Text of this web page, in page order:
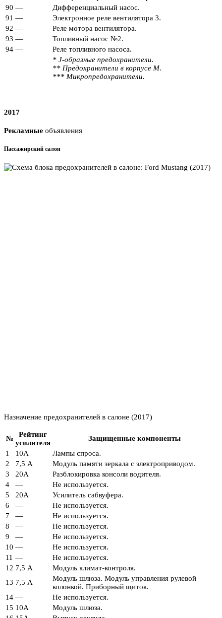
90 —
Дифференциальный насос.
91 —
Электронное реле вентилятора 3.
92 —
Реле мотора вентилятора.
93 —
Топливный насос №2.
94 —
Реле топливного насоса.
* J-образные предохранители.
** Предохранители в корпусе М.
*** Микропредохранители.
2017
Рекламные объявления
Пассажирский салон
Назначение предохранителей в салоне (2017)
№
Рейтинг
усилителя
Защищенные компоненты
1
10А
Лампы спроса.
2
7,5 А
Модуль памяти зеркала с электроприводом.
3
20А
Разблокировка консоли водителя.
4
—
Не используется.
5
20А
Усилитель сабвуфера.
6
—
Не используется.
7
—
Не используется.
8
—
Не используется.
9
—
Не используется.
10 —
Не используется.
11 —
Не используется.
12 7,5 А
Модуль климат-контроля.
13 7,5 А
Модуль шлюза. Модуль управления рулевой
колонкой. Приборный щиток.
14 —
Не используется.
15 10А
Модуль шлюза.